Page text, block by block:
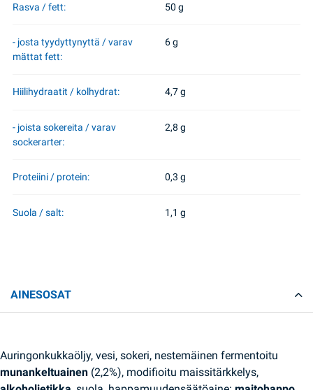
Rasva / fett: 50 g
- josta tyydyttynyttä / varav
mättat fett:
6 g
Hiilihydraatit / kolhydrat: 4,7 g
- joista sokereita / varav
sockerarter:
2,8 g
Proteiini / protein: 0,3 g
Suola / salt: 1,1 g
AINESOSAT
Auringonkukkaöljy, vesi, sokeri, nestemäinen fermentoitu
munankeltuainen (2,2%), modifioitu maissitärkkelys,